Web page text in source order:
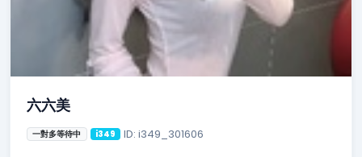
六六美
一對多等待中 i349 ID: i349_301606